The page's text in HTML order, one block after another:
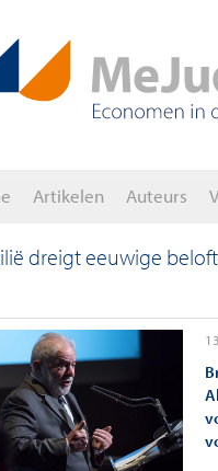
Artikelen Auteurs
dreigt eeuwige